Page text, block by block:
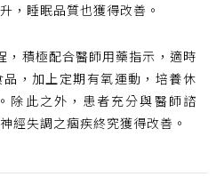
，睡眠品質也獲得改善。
，積極配合醫師用藥指示，適時
，加上定期有氧運動，培養休
除此之外，患者充分與醫師諮
經失調之痼疾終究獲得改善。